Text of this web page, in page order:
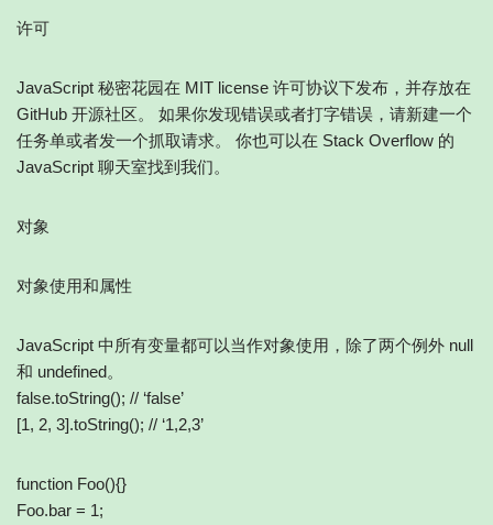
许可
JavaScript 秘密花园在 MIT license 许可协议下发布，并存放在
GitHub 开源社区。 如果你发现错误或者打字错误，请新建一个
任务单或者发一个抓取请求。 你也可以在 Stack Overflow 的
JavaScript 聊天室找到我们。
对象
对象使用和属性
JavaScript 中所有变量都可以当作对象使用，除了两个例外 null
和 undefined。
false.toString(); // ‘false’
[1, 2, 3].toString(); // ‘1,2,3’
function Foo(){}
Foo.bar = 1;